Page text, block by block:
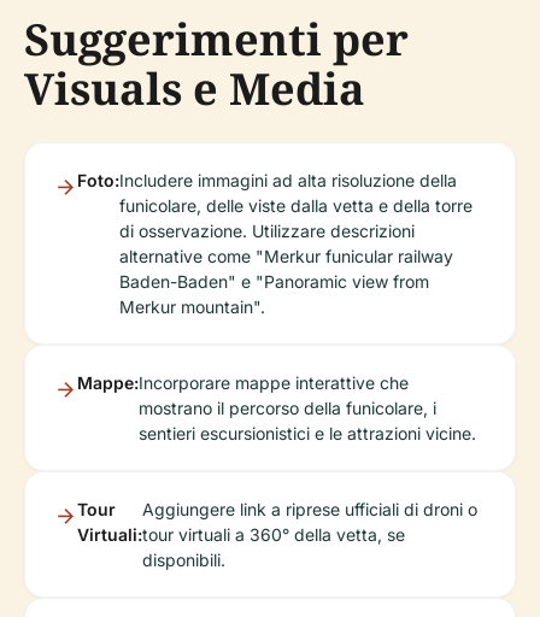
Suggerimenti per
Visuals e Media
Foto:Includere immagini ad alta risoluzione della
funicolare, delle viste dalla vetta e della torre
di osservazione. Utilizzare descrizioni
alternative come "Merkur funicular railway
Baden-Baden" e "Panoramic view from
Merkur mountain".
Mappe:Incorporare mappe interattive che
mostrano il percorso della funicolare, i
sentieri escursionistici e le attrazioni vicine.
Tour
Virtuali:
Aggiungere link a riprese ufficiali di droni o
tour virtuali a 360° della vetta, se
disponibili.